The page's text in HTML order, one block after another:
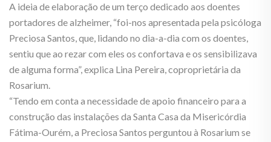
A ideia de elaboração de um terço dedicado aos doentes
portadores de alzheimer, “foi-nos apresentada pela psicóloga
Preciosa Santos, que, lidando no dia-a-dia com os doentes,
sentiu que ao rezar com eles os confortava e os sensibilizava
de alguma forma”, explica Lina Pereira, coproprietária da
Rosarium.
“Tendo em conta a necessidade de apoio financeiro para a
construção das instalações da Santa Casa da Misericórdia
Fátima-Ourém, a Preciosa Santos perguntou à Rosarium se